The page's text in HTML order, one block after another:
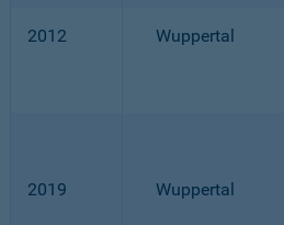
2012 Wuppertal
2019 Wuppertal